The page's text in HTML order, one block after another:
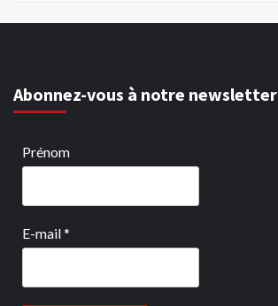
Abonnez-vous à notre newsletter
Prénom
E-mail*